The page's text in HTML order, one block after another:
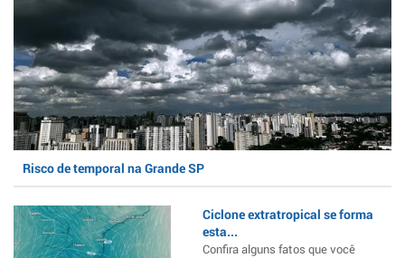
Risco de temporal na Grande SP
Ciclone extratropical se forma
esta...
Confira alguns fatos que você